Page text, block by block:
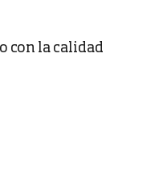
con la calidad